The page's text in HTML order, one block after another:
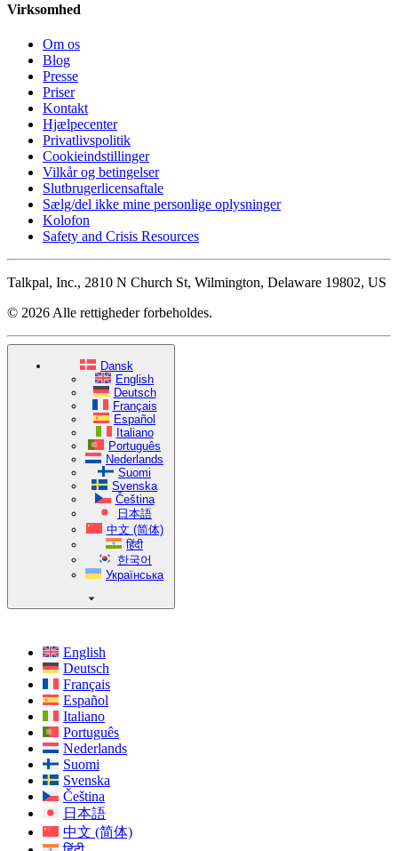
Virksomhed
Om os
Blog
Presse
Priser
Kontakt
Hjælpecenter
Privatlivspolitik
Cookieindstillinger
Vilkår og betingelser
Slutbrugerlicensaftale
Sælg/del ikke mine personlige oplysninger
Kolofon
Safety and Crisis Resources
Talkpal, Inc., 2810 N Church St, Wilmington, Delaware 19802, US
© 2026 Alle rettigheder forbeholdes.
Dansk
English
Deutsch
Français
Español
Italiano
Português
Nederlands
Suomi
Svenska
Čeština
日本語
中文 (简体)
हिंदी
한국어
Українська
English
Deutsch
Français
Español
Italiano
Português
Nederlands
Suomi
Svenska
Čeština
日本語
中文 (简体)